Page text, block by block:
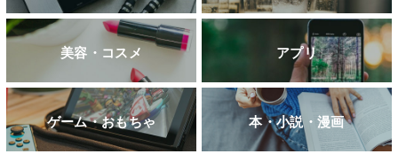
美容・コスメ アプリ
ゲーム・おもちゃ 本・小説・漫画